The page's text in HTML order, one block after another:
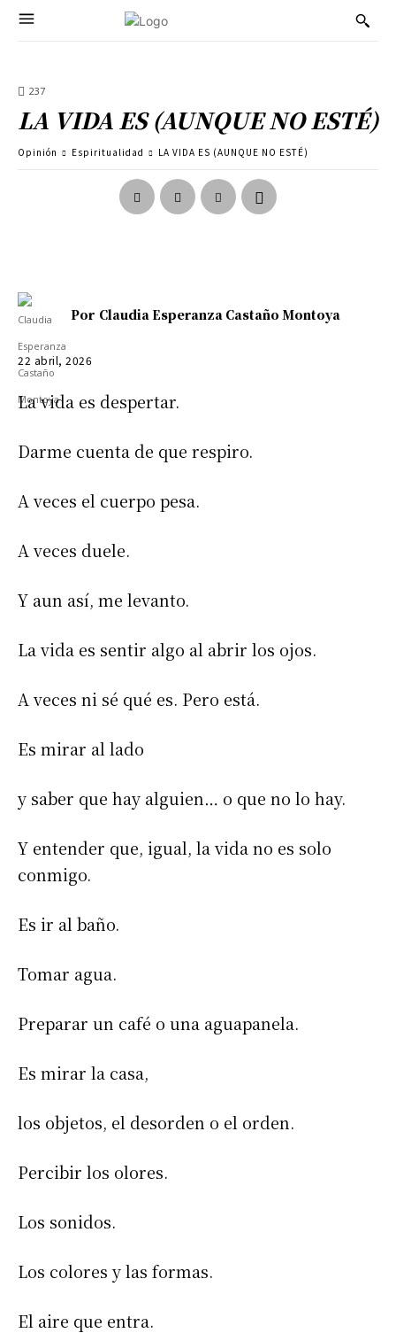
237
LA VIDA ES (AUNQUE NO ESTÉ)
Opinión Espiritualidad LA VIDA ES (AUNQUE NO ESTÉ)
Por Claudia Esperanza Castaño Montoya
22 abril, 2026
La vida es despertar.
Darme cuenta de que respiro.
A veces el cuerpo pesa.
A veces duele.
Y aun así, me levanto.
La vida es sentir algo al abrir los ojos.
A veces ni sé qué es. Pero está.
Es mirar al lado
y saber que hay alguien… o que no lo hay.
Y entender que, igual, la vida no es solo
conmigo.
Es ir al baño.
Tomar agua.
Preparar un café o una aguapanela.
Es mirar la casa,
los objetos, el desorden o el orden.
Percibir los olores.
Los sonidos.
Los colores y las formas.
El aire que entra.